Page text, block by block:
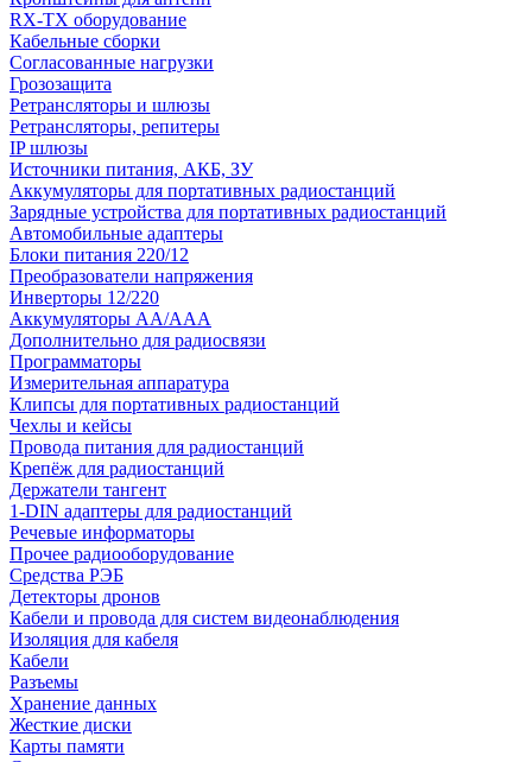
RX-TX оборудование
Кабельные сборки
Согласованные нагрузки
Грозозащита
Ретрансляторы и шлюзы
Ретрансляторы, репитеры
IP шлюзы
Источники питания, АКБ, ЗУ
Аккумуляторы для портативных радиостанций
Зарядные устройства для портативных радиостанций
Автомобильные адаптеры
Блоки питания 220/12
Преобразователи напряжения
Инверторы 12/220
Аккумуляторы АА/ААА
Дополнительно для радиосвязи
Программаторы
Измерительная аппаратура
Клипсы для портативных радиостанций
Чехлы и кейсы
Провода питания для радиостанций
Крепёж для радиостанций
Держатели тангент
1-DIN адаптеры для радиостанций
Речевые информаторы
Прочее радиооборудование
Средства РЭБ
Детекторы дронов
Кабели и провода для систем видеонаблюдения
Изоляция для кабеля
Кабели
Разъемы
Хранение данных
Жесткие диски
Карты памяти